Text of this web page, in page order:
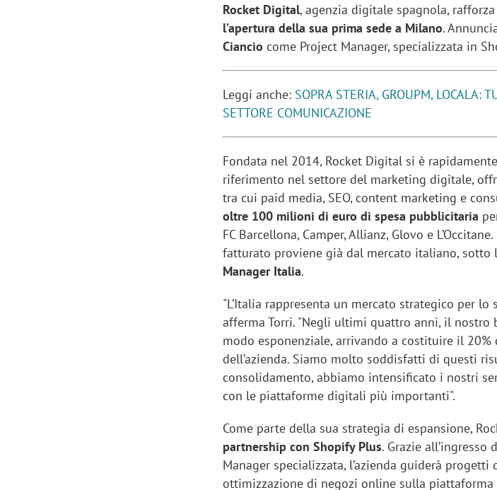
Rocket Digital, agenzia digitale spagnola,
l’apertura della sua prima sede a Milano.
Ciancio come Project Manager, specializzata in
Leggi anche: SOPRA STERIA, GROUPM, LOCALA:
SETTORE COMUNICAZIONE
Fondata nel 2014, Rocket Digital si è
riferimento nel settore del marketing digitale,
tra cui paid media, SEO, content marketing e
oltre 100 milioni di euro di spesa pubblicitaria
FC Barcellona, Camper, Allianz, Glovo e
fatturato proviene già dal mercato italiano,
Manager Italia.
"L’Italia rappresenta un mercato strategico per
afferma Torri. "Negli ultimi quattro anni, il nostro
modo esponenziale, arrivando a costituire il
dell’azienda. Siamo molto soddisfatti di questi
consolidamento, abbiamo intensificato i nostri
con le piattaforme digitali più importanti".
Come parte della sua strategia di espansione,
partnership con Shopify Plus. Grazie
Manager specializzata, l’azienda guiderà
ottimizzazione di negozi online sulla piattaforma